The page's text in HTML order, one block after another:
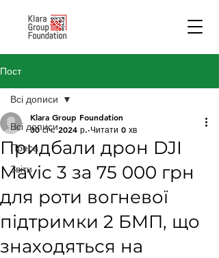
Пост
Всі дописи
Преса
Звіти
Всі дописи
Придбали дрон DJI
Mavic 3 за 75 000 грн
для роти вогневої
підтримки 2 БМП, що
знаходяться на
Klara Group Foundation
30 січ. 2024 р. Читати 0 хв